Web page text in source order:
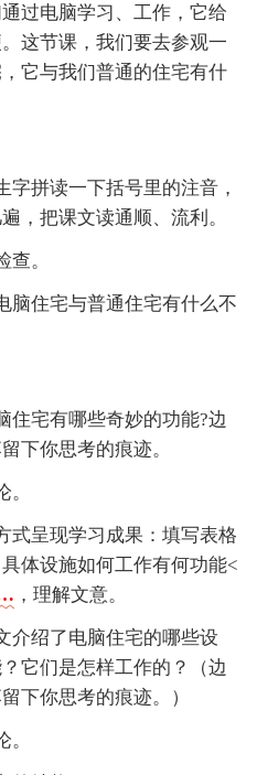
过电脑学习、工作，它给
这节课，我们要去参观一
它与我们普通的住宅有什
字拼读一下括号里的注音，
，把课文读通顺、流利。
查。
脑住宅与普通住宅有什么不
住宅有哪些奇妙的功能?边
下你思考的痕迹。
式呈现学习成果：填写表格
体设施如何工作有何功能<
，理解文意。
介绍了电脑住宅的哪些设
它们是怎样工作的？（边
下你思考的痕迹。）